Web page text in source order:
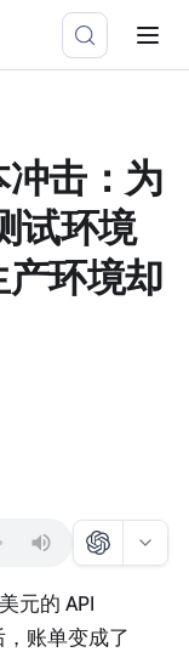
击：为
试环境
环境却
元的 API
账单变成了